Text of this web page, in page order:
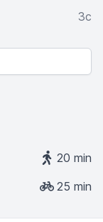
3c
20 min
25 min